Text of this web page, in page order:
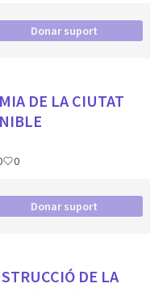
Donar suport
DE LA CIUTAT
0
Donar suport
DE LA